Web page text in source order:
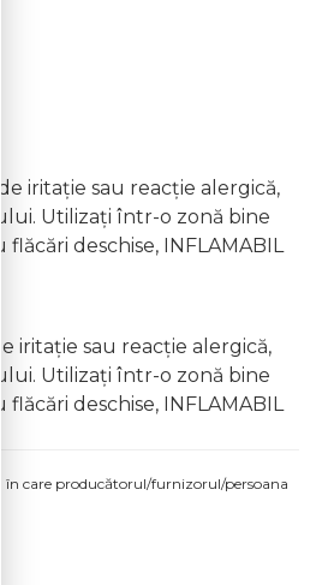
iritație sau reacție alergică,
Utilizați într-o zonă bine
deschise, INFLAMABIL
iritație sau reacție alergică,
Utilizați într-o zonă bine
deschise, INFLAMABIL
în care producătorul/furnizorul/persoana